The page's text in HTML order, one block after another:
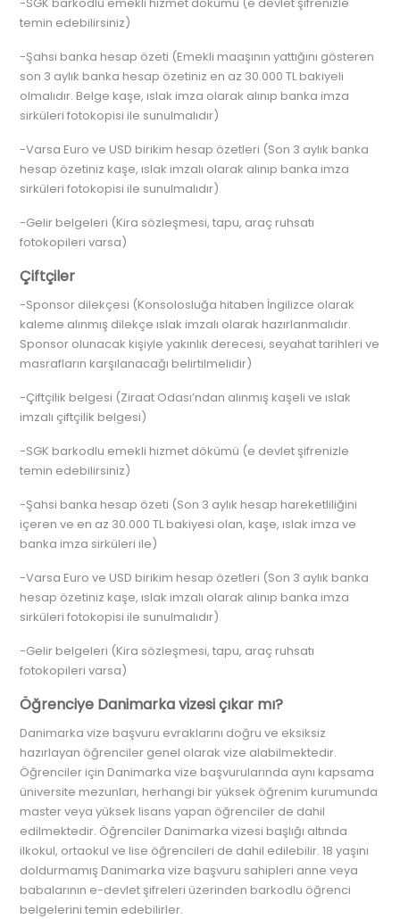
temin edebilirsiniz)
-Şahsi banka hesap özeti (Emekli maaşının yattığını gösteren
son 3 aylık banka hesap özetiniz en az 30.000 TL bakiyeli
olmalıdır. Belge kaşe, ıslak imza olarak alınıp banka imza
sirküleri fotokopisi ile sunulmalıdır)
-Varsa Euro ve USD birikim hesap özetleri (Son 3 aylık banka
hesap özetiniz kaşe, ıslak imzalı olarak alınıp banka imza
sirküleri fotokopisi ile sunulmalıdır)
-Gelir belgeleri (Kira sözleşmesi, tapu, araç ruhsatı
fotokopileri varsa)
Çiftçiler
-Sponsor dilekçesi (Konsolosluğa hitaben İngilizce olarak
kaleme alınmış dilekçe ıslak imzalı olarak hazırlanmalıdır.
Sponsor olunacak kişiyle yakınlık derecesi, seyahat tarihleri ve
masrafların karşılanacağı belirtilmelidir)
-Çiftçilik belgesi (Ziraat Odası’ndan alınmış kaşeli ve ıslak
imzalı çiftçilik belgesi)
-SGK barkodlu emekli hizmet dökümü (e devlet şifrenizle
temin edebilirsiniz)
-Şahsi banka hesap özeti (Son 3 aylık hesap hareketliliğini
içeren ve en az 30.000 TL bakiyesi olan, kaşe, ıslak imza ve
banka imza sirküleri ile)
-Varsa Euro ve USD birikim hesap özetleri (Son 3 aylık banka
hesap özetiniz kaşe, ıslak imzalı olarak alınıp banka imza
sirküleri fotokopisi ile sunulmalıdır)
-Gelir belgeleri (Kira sözleşmesi, tapu, araç ruhsatı
fotokopileri varsa)
Öğrenciye Danimarka vizesi çıkar mı?
Danimarka vize başvuru evraklarını doğru ve eksiksiz
hazırlayan öğrenciler genel olarak vize alabilmektedir.
Öğrenciler için Danimarka vize başvurularında aynı kapsama
üniversite mezunları, herhangi bir yüksek öğrenim kurumunda
master veya yüksek lisans yapan öğrenciler de dahil
edilmektedir. Öğrenciler Danimarka vizesi başlığı altında
ilkokul, ortaokul ve lise öğrencileri de dahil edilebilir. 18 yaşını
doldurmamış Danimarka vize başvuru sahipleri anne veya
babalarının e-devlet şifreleri üzerinden barkodlu öğrenci
belgelerini temin edebilirler.